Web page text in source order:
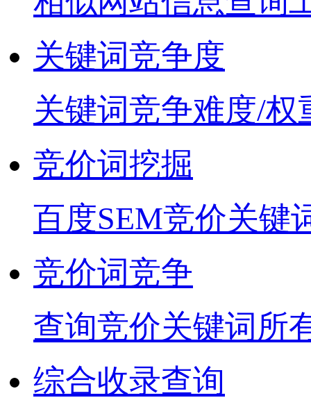
关键词竞争度
关键词竞争难度/权
竞价词挖掘
百度SEM竞价关键
竞价词竞争
查询竞价关键词所
综合收录查询